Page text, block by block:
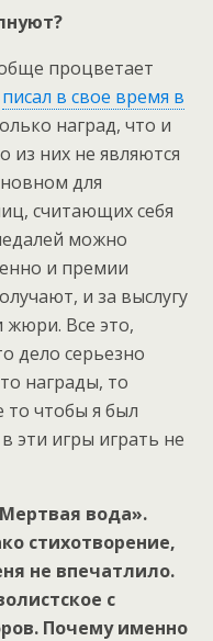
процветает
писал в свое время в
наград, что и
из них не являются
для
считающих себя
можно
и премии
и за выслугу
жюри. Все это,
дело серьезно
награды, то
то чтобы я был
эти игры играть не
вода».
стихотворение,
не впечатлило.
с
Почему именно